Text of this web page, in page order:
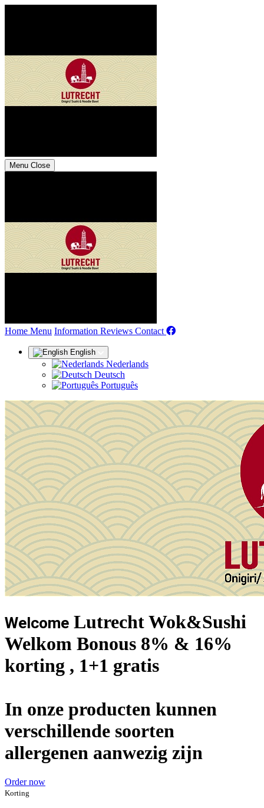
Menu Close
Home (current)
Menu Information Reviews Contact
English
Nederlands
Deutsch
Português
Welcome Lutrecht Wok&Sushi
Welkom Bonous 8% & 16%
korting , 1+1 gratis
In onze producten kunnen
verschillende soorten
allergenen aanwezig zijn
Order now
Korting